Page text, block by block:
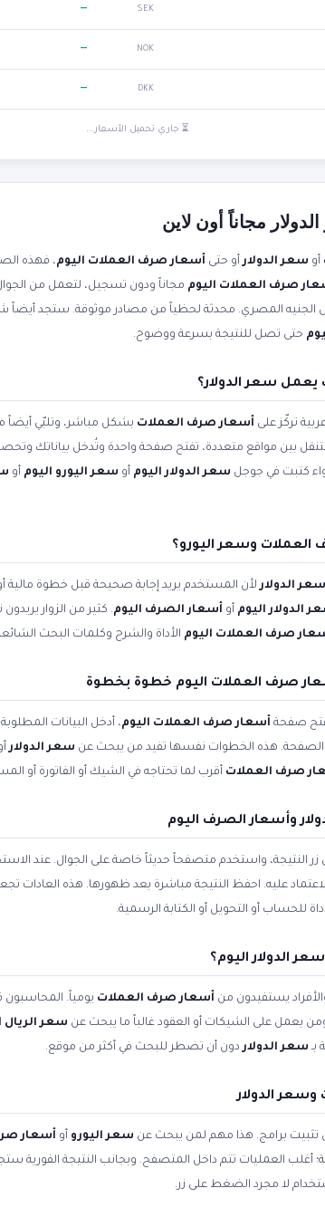
SEK
—
NOK
—
DKK
—
⏳ جاري تحميل الأسعار...
مجاناً أون لاين
أو سعر الدولارأو حتى أسعار صرف العملات اليوم، فهذه
صرف العملات اليوم مجاناً ودون تسجيل، لتعمل من
حتى تصل للنتيجة بسرعة ووضوح.
سعر الدولار؟
تركّز على أسعار صرف العملات بشكل مباشر، وتلبّي
بين مواقع متعددة، تفتح صفحة واحدة وتُدخل بياناتك
كتبت في جوجل سعر الدولار اليوم أو سعر اليورو اليوم أو
وسعر اليورو؟
سعر الدولارلأن المستخدم يريد إجابة صحيحة قبل خطوة مالية
الدولار اليوم أو أسعار الصرف اليوم. كثير من الزوار
صرف العملات اليوم الأداة والشرح وكلمات البحث
صرف العملات اليوم خطوة بخطوة
صفحة أسعار صرف العملات اليوم، أدخل البيانات
الصفحة. هذه الخطوات نفسها تفيد من يبحث عن سعر الدولار
صرف العملات أقرب لما تحتاجه في الشيك أو الفاتورة أو
وأسعار الصرف اليوم
واستخدم متصفحاً حديثاً خاصة على الجوال. عند
عليه. احفظ النتيجة مباشرة بعد ظهورها. هذه العادات
للحساب أو التحويل أو الكتابة الرسمية.
الدولار اليوم؟
يستفيدون من أسعار صرف العملات يومياً. المحاسبون
يعمل على الشيكات أو العقود غالباً ما يبحث عن سعر
سعر الدولاردون أن تضطر للبحث في أكثر من موقع.
الدولار
تثبيت برامج. هذا مهم لمن يبحث عن سعر اليورو أو أسعار
أغلب العمليات تتم داخل المتصفح. وبجانب النتيجة الفورية
لا مجرد الضغط على زر.